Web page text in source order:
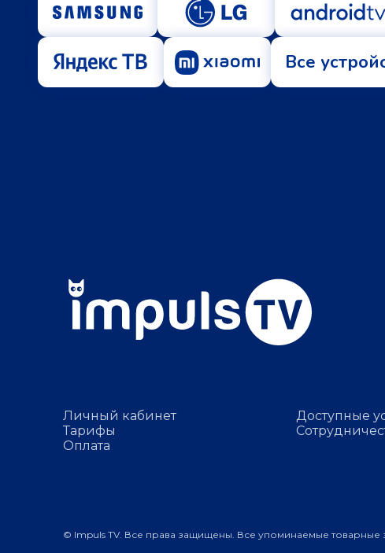
Все
Личный кабинет
Тарифы
Оплата
Доступные
© Impuls TV. Все права защищены. Все упоминаемые товарные